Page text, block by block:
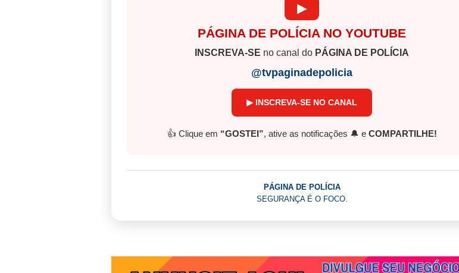
▶
PÁGINA DE POLÍCIA NO YOUTUBE
INSCREVA-SE no canal do PÁGINA DE POLÍCIA
@tvpaginadepolicia
▶ INSCREVA-SE NO CANAL
👍 Clique em “GOSTEI”, ative as notificações 🔔 e COMPARTILHE!
PÁGINA DE POLÍCIA
SEGURANÇA É O FOCO.